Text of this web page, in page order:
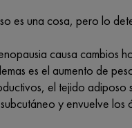
es una cosa, pero lo
causa cambios
es el aumento de
el tejido adiposo
y envuelve